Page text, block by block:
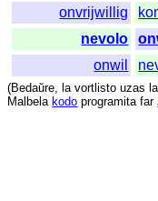
onvrijwillig
nevolo
onwil
(Bedaŭre, la vortlisto uzas la
Malbela kodo programita far